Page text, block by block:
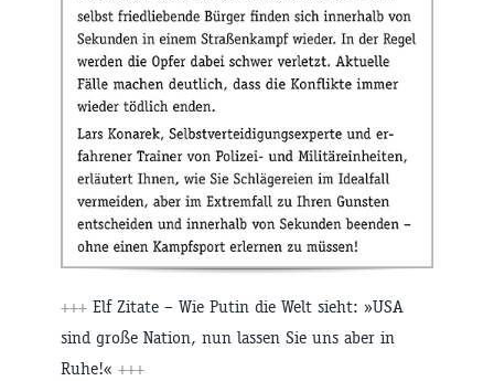
+++ Elf Zitate – Wie Putin die Welt sieht: »USA
sind große Nation, nun lassen Sie uns aber in
Ruhe!« +++